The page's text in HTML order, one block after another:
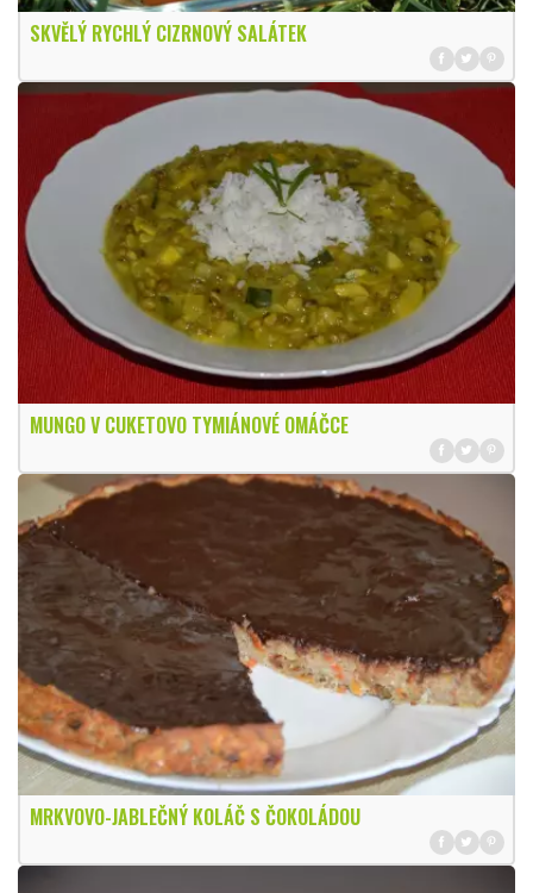
SKVĚLÝ RYCHLÝ CIZRNOVÝ SALÁTEK
MUNGO V CUKETOVO TYMIÁNOVÉ OMÁČCE
MRKVOVO-JABLEČNÝ KOLÁČ S ČOKOLÁDOU